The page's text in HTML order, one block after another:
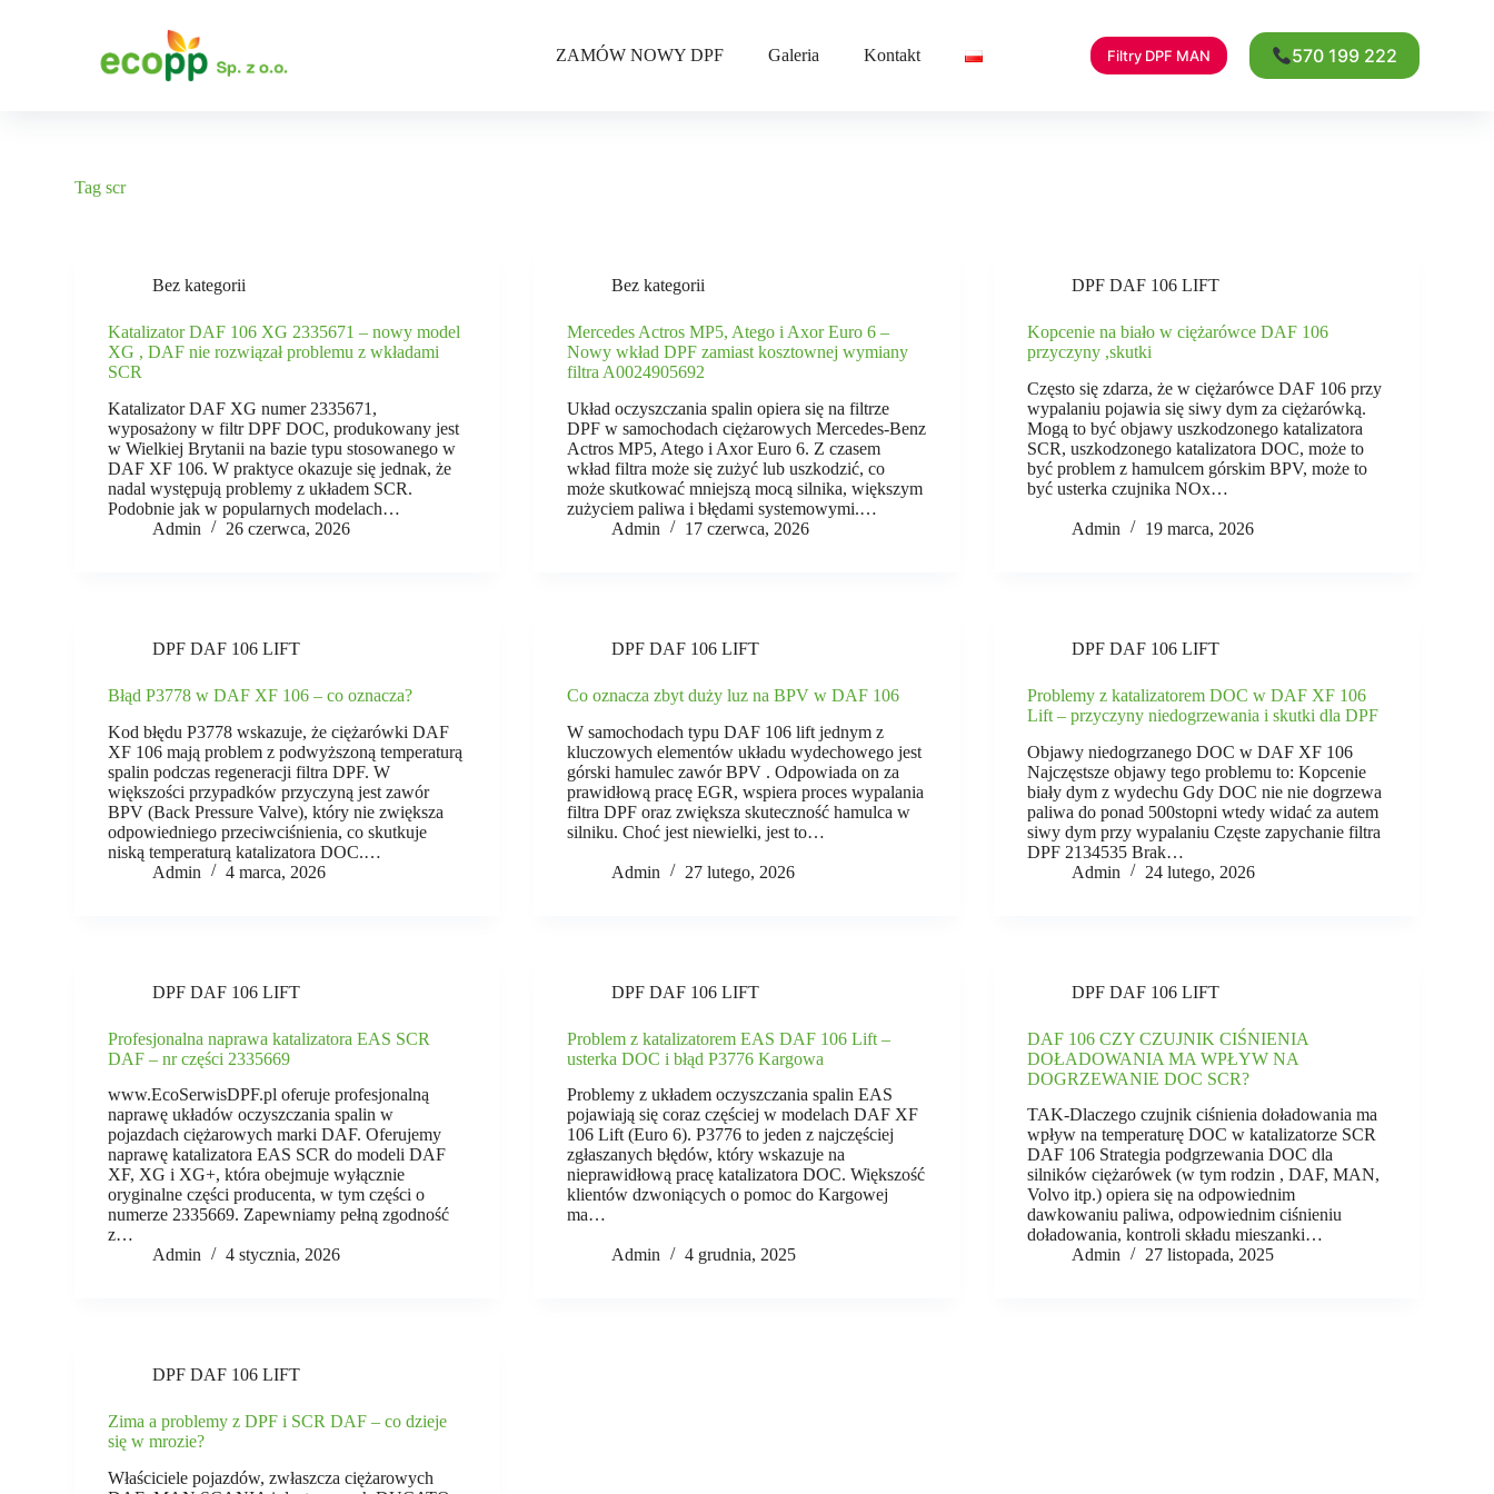
ZAMÓW NOWY DPF Galeria Kontakt Filtry DPF MAN 570 199 222
Tag scr
Bez kategorii
Katalizator DAF 106 XG 2335671 – nowy model
XG , DAF nie rozwiązał problemu z wkładami
SCR
Katalizator DAF XG numer 2335671,
wyposażony w filtr DPF DOC, produkowany jest
w Wielkiej Brytanii na bazie typu stosowanego w
DAF XF 106. W praktyce okazuje się jednak, że
nadal występują problemy z układem SCR.
Podobnie jak w popularnych modelach…
Admin
26 czerwca, 2026
Bez kategorii
Mercedes Actros MP5, Atego i Axor Euro 6 –
Nowy wkład DPF zamiast kosztownej wymiany
filtra A0024905692
Układ oczyszczania spalin opiera się na filtrze
DPF w samochodach ciężarowych Mercedes-Benz
Actros MP5, Atego i Axor Euro 6. Z czasem
wkład filtra może się zużyć lub uszkodzić, co
może skutkować mniejszą mocą silnika, większym
zużyciem paliwa i błędami systemowymi.…
Admin
17 czerwca, 2026
DPF DAF 106 LIFT
Kopcenie na biało w ciężarówce DAF 106
przyczyny ,skutki
Często się zdarza, że w ciężarówce DAF 106 przy
wypalaniu pojawia się siwy dym za ciężarówką.
Mogą to być objawy uszkodzonego katalizatora
SCR, uszkodzonego katalizatora DOC, może to
być problem z hamulcem górskim BPV, może to
być usterka czujnika NOx…
Admin 19 marca, 2026
DPF DAF 106 LIFT
Błąd P3778 w DAF XF 106 – co oznacza?
Kod błędu P3778 wskazuje, że ciężarówki DAF
XF 106 mają problem z podwyższoną temperaturą
spalin podczas regeneracji filtra DPF. W
większości przypadków przyczyną jest zawór
BPV (Back Pressure Valve), który nie zwiększa
odpowiedniego przeciwciśnienia, co skutkuje
niską temperaturą katalizatora DOC.…
Admin
4 marca, 2026
DPF DAF 106 LIFT
Co oznacza zbyt duży luz na BPV w DAF 106
W samochodach typu DAF 106 lift jednym z
kluczowych elementów układu wydechowego jest
górski hamulec zawór BPV . Odpowiada on za
prawidłową pracę EGR, wspiera proces wypalania
filtra DPF oraz zwiększa skuteczność hamulca w
silniku. Choć jest niewielki, jest to…
Admin 27 lutego, 2026
DPF DAF 106 LIFT
Problemy z katalizatorem DOC w DAF XF 106
Lift – przyczyny niedogrzewania i skutki dla DPF
Objawy niedogrzanego DOC w DAF XF 106
Najczęstsze objawy tego problemu to: Kopcenie
biały dym z wydechu Gdy DOC nie nie dogrzewa
paliwa do ponad 500stopni wtedy widać za autem
siwy dym przy wypalaniu Częste zapychanie filtra
DPF 2134535 Brak…
Admin
24 lutego, 2026
DPF DAF 106 LIFT
Profesjonalna naprawa katalizatora EAS SCR
DAF – nr części 2335669
www.EcoSerwisDPF.pl oferuje profesjonalną
naprawę układów oczyszczania spalin w
pojazdach ciężarowych marki DAF. Oferujemy
naprawę katalizatora EAS SCR do modeli DAF
XF, XG i XG+, która obejmuje wyłącznie
oryginalne części producenta, w tym części o
numerze 2335669. Zapewniamy pełną zgodność
z…
Admin
4 stycznia, 2026
DPF DAF 106 LIFT
Problem z katalizatorem EAS DAF 106 Lift –
usterka DOC i błąd P3776 Kargowa
Problemy z układem oczyszczania spalin EAS
pojawiają się coraz częściej w modelach DAF XF
106 Lift (Euro 6). P3776 to jeden z najczęściej
zgłaszanych błędów, który wskazuje na
nieprawidłową pracę katalizatora DOC. Większość
klientów dzwoniących o pomoc do Kargowej
ma…
Admin 4 grudnia, 2025
DPF DAF 106 LIFT
DAF 106 CZY CZUJNIK CIŚNIENIA
DOŁADOWANIA MA WPŁYW NA
DOGRZEWANIE DOC SCR?
TAK-Dlaczego czujnik ciśnienia doładowania ma
wpływ na temperaturę DOC w katalizatorze SCR
DAF 106 Strategia podgrzewania DOC dla
silników ciężarówek (w tym rodzin , DAF, MAN,
Volvo itp.) opiera się na odpowiednim
dawkowaniu paliwa, odpowiednim ciśnieniu
doładowania, kontroli składu mieszanki…
Admin
27 listopada, 2025
DPF DAF 106 LIFT
Zima a problemy z DPF i SCR DAF – co dzieje
się w mrozie?
Właściciele pojazdów, zwłaszcza ciężarowych